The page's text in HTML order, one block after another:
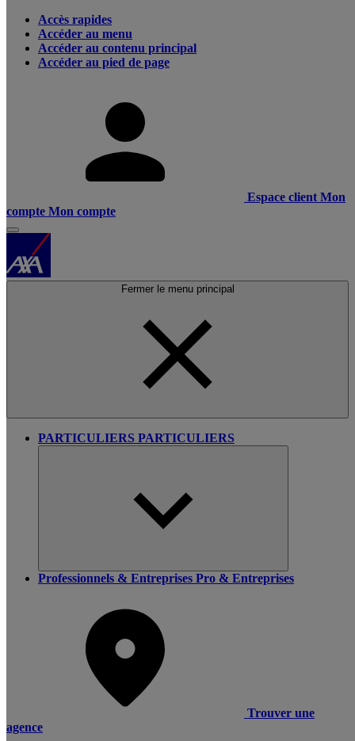
Accès rapides
Accéder au menu
Accéder au contenu principal
Accéder au pied de page
Espace client Mon
compte Mon compte
Fermer le menu principal
PARTICULIERS PARTICULIERS
Professionnels & Entreprises Pro & Entreprises
Trouver une
agence